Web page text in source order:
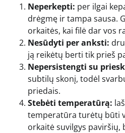
Neperkepti: per ilgai
drėgmę ir tampa sausa.
orkaitės, kai filė dar vos
Nesūdyti per anksti:
ją reikėtų berti tik prieš
Nepersistengti su
subtilų skonį, todėl
priedais.
Stebėti temperatūrą:
temperatūra turėtų būti
orkaitė suvilgys paviršių,